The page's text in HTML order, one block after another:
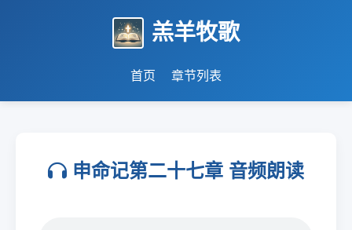
羔羊牧歌
首页 章节列表
申命记第二十七章 音频朗读